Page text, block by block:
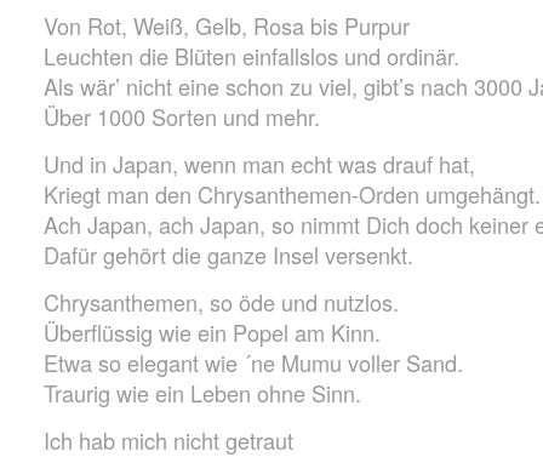
Von Rot, Weiß, Gelb, Rosa bis Purpur
Leuchten die Blüten einfallslos und ordinär.
Als wär’ nicht eine schon zu viel, gibt’s nach 3000
Über 1000 Sorten und mehr.
Und in Japan, wenn man echt was drauf hat,
Kriegt man den Chrysanthemen-Orden umgehängt.
Ach Japan, ach Japan, so nimmt Dich doch keiner
Dafür gehört die ganze Insel versenkt.
Chrysanthemen, so öde und nutzlos.
Überflüssig wie ein Popel am Kinn.
Etwa so elegant wie ´ne Mumu voller Sand.
Traurig wie ein Leben ohne Sinn.
Ich hab mich nicht getraut